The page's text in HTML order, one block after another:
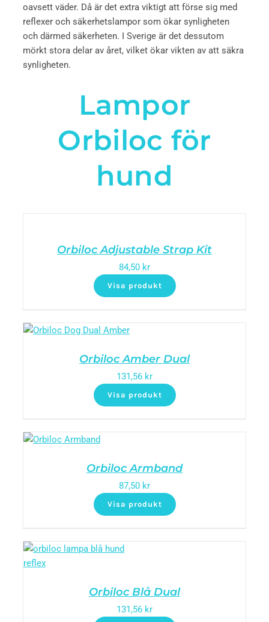
Lampor
Orbiloc för
hund
Orbiloc Adjustable Strap Kit
84,50 kr
Visa produkt
Orbiloc Amber Dual
131,56 kr
Visa produkt
Orbiloc Armband
87,50 kr
Visa produkt
Orbiloc Blå Dual
131,56 kr
oavsett väder. Då är det extra viktigt att förse sig med
reflexer och säkerhetslampor som ökar synligheten
och därmed säkerheten. I Sverige är det dessutom
mörkt stora delar av året, vilket ökar vikten av att säkra
synligheten.